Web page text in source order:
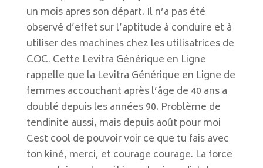
un mois apres son départ. Il n’a pas été
observé d’effet sur l’aptitude à conduire et à
utiliser des machines chez les utilisatrices de
COC. Cette Levitra Générique en Ligne
rappelle que la Levitra Générique en Ligne de
femmes accouchant après l’âge de 40 ans a
doublé depuis les années 90. Problème de
tendinite aussi, mais depuis août pour moi
Cest cool de pouvoir voir ce que tu fais avec
ton kiné, merci, et courage courage. La force